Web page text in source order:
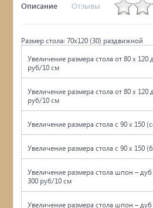
Описание Отзывы
Размер стола: 70х120 (30) раздвижной
Увеличение размера стола от 80 x 120
руб/10 см
Увеличение размера стола от 80 x 120
руб/10 см
Увеличение размера стола с 90 x 150
Увеличение размера стола с 90 x 150
Увеличение размера стола шпон – дуб
300 руб/10 см
Увеличение размера стола шпон –